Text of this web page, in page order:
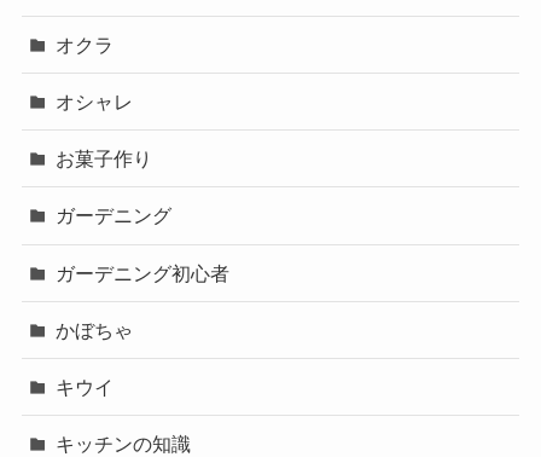
オクラ
オシャレ
お菓子作り
ガーデニング
ガーデニング初心者
かぼちゃ
キウイ
キッチンの知識